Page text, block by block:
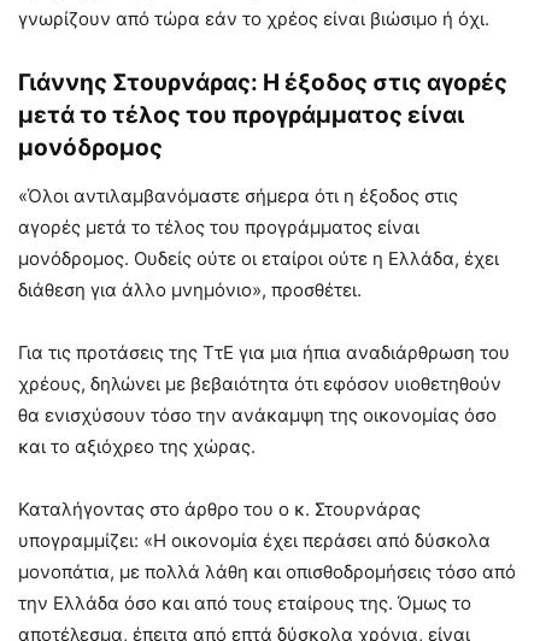
γνωρίζουν από τώρα εάν το χρέος είναι βιώσιμο ή όχι.
Γιάννης Στουρνάρας: Η έξοδος στις αγορές
μετά το τέλος του προγράμματος είναι
μονόδρομος
«Όλοι αντιλαμβανόμαστε σήμερα ότι η έξοδος στις
αγορές μετά το τέλος του προγράμματος είναι
μονόδρομος. Ουδείς ούτε οι εταίροι ούτε η Ελλάδα, έχει
διάθεση για άλλο μνημόνιο», προσθέτει.
Για τις προτάσεις της ΤτΕ για μια ήπια αναδιάρθρωση του
χρέους, δηλώνει με βεβαιότητα ότι εφόσον υιοθετηθούν
θα ενισχύσουν τόσο την ανάκαμψη της οικονομίας όσο
και το αξιόχρεο της χώρας.
Καταλήγοντας στο άρθρο του ο κ. Στουρνάρας
υπογραμμίζει: «Η οικονομία έχει περάσει από δύσκολα
μονοπάτια, με πολλά λάθη και οπισθοδρομήσεις τόσο από
την Ελλάδα όσο και από τους εταίρους της. Όμως το
αποτέλεσμα, έπειτα από επτά δύσκολα χρόνια, είναι